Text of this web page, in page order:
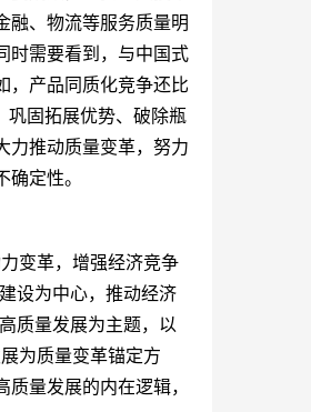
融、物流等服务质量明
时需要看到，与中国式
，产品同质化竞争还比
巩固拓展优势、破除瓶
力推动质量变革，努力
定性。
变革，增强经济竞争
设为中心，推动经济
质量发展为主题，以
为质量变革锚定方
量发展的内在逻辑，